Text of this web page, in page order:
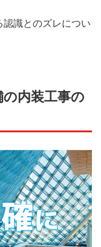
識とのズレについ
内装工事の